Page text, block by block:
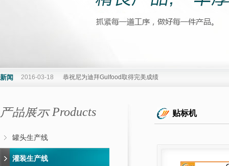
新闻 2016-03-18 恭祝尼为迪拜Gulfood取得完美成绩
产品展示 Products
罐头生产线
灌装生产线
贴标机